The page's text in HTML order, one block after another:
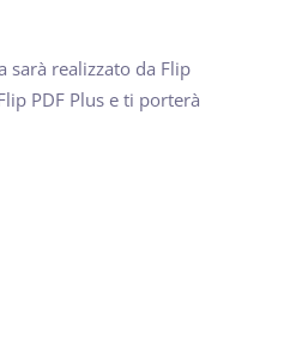
sarà realizzato da Flip
PDF Plus e ti porterà